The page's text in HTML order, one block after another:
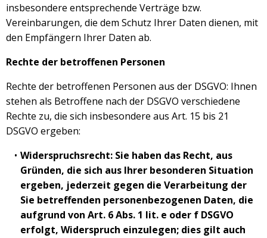
insbesondere entsprechende Verträge bzw.
Vereinbarungen, die dem Schutz Ihrer Daten dienen, mit
den Empfängern Ihrer Daten ab.
Rechte der betroffenen Personen
Rechte der betroffenen Personen aus der DSGVO: Ihnen
stehen als Betroffene nach der DSGVO verschiedene
Rechte zu, die sich insbesondere aus Art. 15 bis 21
DSGVO ergeben:
Widerspruchsrecht: Sie haben das Recht, aus
Gründen, die sich aus Ihrer besonderen Situation
ergeben, jederzeit gegen die Verarbeitung der
Sie betreffenden personenbezogenen Daten, die
aufgrund von Art. 6 Abs. 1 lit. e oder f DSGVO
erfolgt, Widerspruch einzulegen; dies gilt auch